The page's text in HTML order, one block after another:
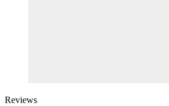
Reviews